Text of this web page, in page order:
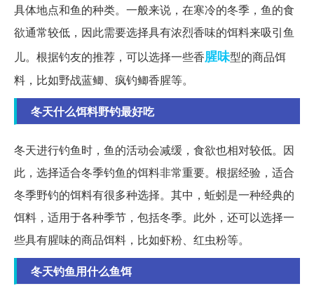
具体地点和鱼的种类。一般来说，在寒冷的冬季，鱼的食
欲通常较低，因此需要选择具有浓烈香味的饵料来吸引鱼
儿。根据钓友的推荐，可以选择一些香腥味型的商品饵
料，比如野战蓝鲫、疯钓鲫香腥等。
冬天什么饵料野钓最好吃
冬天进行钓鱼时，鱼的活动会减缓，食欲也相对较低。因
此，选择适合冬季钓鱼的饵料非常重要。根据经验，适合
冬季野钓的饵料有很多种选择。其中，蚯蚓是一种经典的
饵料，适用于各种季节，包括冬季。此外，还可以选择一
些具有腥味的商品饵料，比如虾粉、红虫粉等。
冬天钓鱼用什么鱼饵